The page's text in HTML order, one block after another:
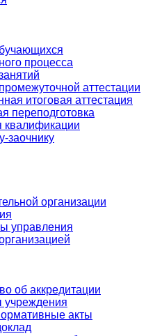
процесса
аттестации
итоговая аттестация
переподготовка
заочнику
организации
управления
об аккредитации
учреждения
акты